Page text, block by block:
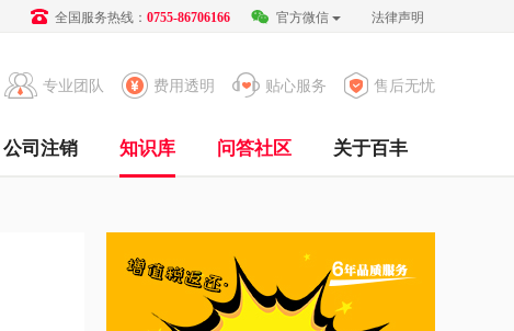
全国服务热线： 0755-86706166 官方微信 法律声明
售后无忧
贴心服务
费用透明
专业团队
公司注销 知识库 问答社区 关于百丰